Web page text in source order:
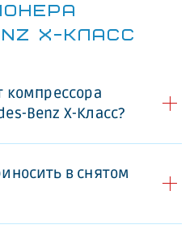
X-КЛАСС
компрессора
Benz X-Класс?
в снятом